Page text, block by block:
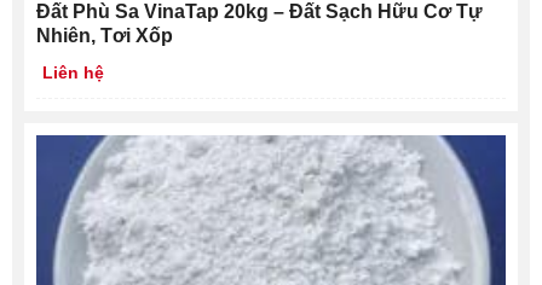
Đất Phù Sa VinaTap 20kg – Đất Sạch Hữu Cơ Tự
Nhiên, Tơi Xốp
Liên hệ